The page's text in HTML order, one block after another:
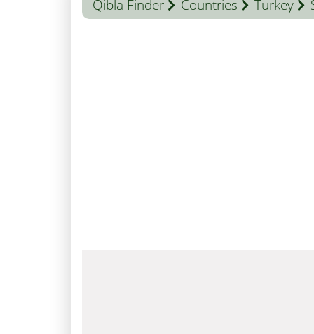
Qibla Finder Countries Turkey